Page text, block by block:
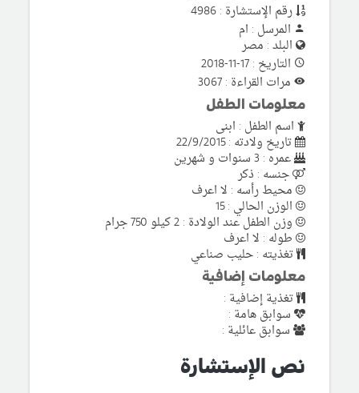
رقم الإستشارة : 4986
المرسل : ام
البلد : مصر
التاريخ : 17-11-2018
مرات القراءة : 3067
معلومات الطفل
اسم الطفل : ابنى
تاريخ ولادته : 22/9/2015
عمره : 3 سنوات و شهرين
جنسه : ذكر
محيط رأسه : لا اعرف
الوزن الحالي : 15
وزن الطفل عند الولادة : 2 كيلو 750 جرام
طوله : لا اعرف
تغذيته : حليب صناعي
معلومات إضافية
تغذية إضافية :
سوابق هامة :
سوابق عائلية :
نص الإستشارة